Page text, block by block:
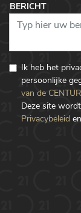
BERICHT
Ik heb het
persoonlijke
van de
Deze site
Privacybeleid en